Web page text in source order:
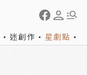
迷創作 星劇點